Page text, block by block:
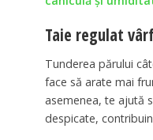
Taie regulat
Tunderea părului
face să arate mai
asemenea, te ajută
despicate,